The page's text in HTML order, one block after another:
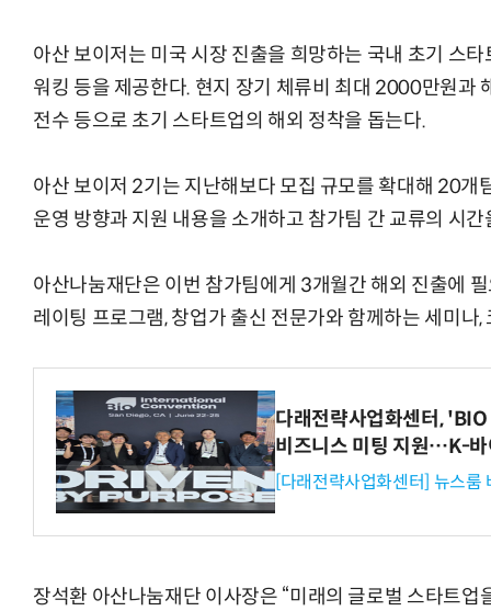
아산 보이저는 미국 시장 진출을 희망하는 국내 초기 스
워킹 등을 제공한다. 현지 장기 체류비 최대 2000만원과
전수 등으로 초기 스타트업의 해외 정착을 돕는다.
아산 보이저 2기는 지난해보다 모집 규모를 확대해 20개
운영 방향과 지원 내용을 소개하고 참가팀 간 교류의 시간
아산나눔재단은 이번 참가팀에게 3개월간 해외 진출에
레이팅 프로그램, 창업가 출신 전문가와 함께하는 세미나,
다래전략사업화센터,
비즈니스 미팅 지원…K-바
[다래전략사업화센터] 뉴스룸
장석환 아산나눔재단 이사장은 “미래의 글로벌 스타트